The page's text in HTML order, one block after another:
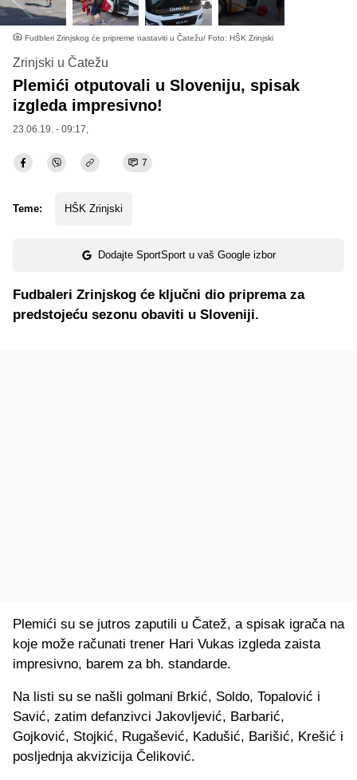
Fudbleri Zrinjskog će pripreme nastaviti u Čatežu/ Foto: HŠK Zrinjski
Zrinjski u Čatežu
Plemići otputovali u Sloveniju, spisak
izgleda impresivno!
23.06.19. - 09:17,
7
Teme: HŠK Zrinjski
Dodajte SportSport u vaš Google izbor
Fudbaleri Zrinjskog će ključni dio priprema za
predstojeću sezonu obaviti u Sloveniji.
Plemići su se jutros zaputili u Čatež, a spisak igrača na
koje može računati trener Hari Vukas izgleda zaista
impresivno, barem za bh. standarde.
Na listi su se našli golmani Brkić, Soldo, Topalović i
Savić, zatim defanzivci Jakovljević, Barbarić,
Gojković, Stojkić, Rugašević, Kadušić, Barišić, Krešić i
posljednja akvizicija Čeliković.